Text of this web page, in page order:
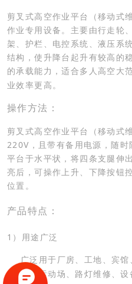
剪叉式高空作业平台（移动式
作业专用设备。主要由行走轮
架、护栏、电控系统、液压系
结构，使升降台起升有较高的
的承载能力，适合多人高空大
业效率更高。
操作方法：
剪叉式高空作业平台（移动式
220V ，且带有备用电源，随
平台于水平状，将四条支腿伸
亮后，可操作上升、下降按钮
位置。
产品特点：
1 ）用途广泛
广泛用于厂房、工地、宾
头、运动场、路灯维修、设